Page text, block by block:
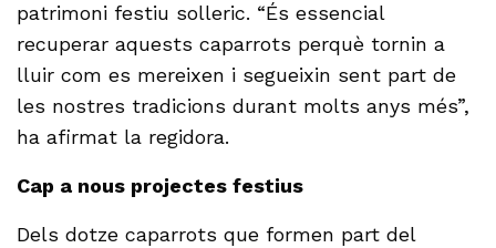
patrimoni festiu solleric. “És essencial
recuperar aquests caparrots perquè tornin a
lluir com es mereixen i segueixin sent part de
les nostres tradicions durant molts anys més”,
ha afirmat la regidora.
Cap a nous projectes festius
Dels dotze caparrots que formen part del